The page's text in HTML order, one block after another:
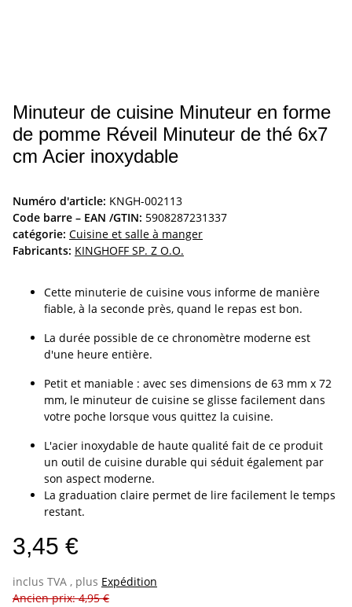
Minuteur de cuisine Minuteur en forme
de pomme Réveil Minuteur de thé 6x7
cm Acier inoxydable
Numéro d'article: KNGH-002113
Code barre – EAN /GTIN: 5908287231337
catégorie: Cuisine et salle à manger
Fabricants: KINGHOFF SP. Z O.O.
Cette minuterie de cuisine vous informe de manière
fiable, à la seconde près, quand le repas est bon.
La durée possible de ce chronomètre moderne est
d'une heure entière.
Petit et maniable : avec ses dimensions de 63 mm x 72
mm, le minuteur de cuisine se glisse facilement dans
votre poche lorsque vous quittez la cuisine.
L'acier inoxydable de haute qualité fait de ce produit
un outil de cuisine durable qui séduit également par
son aspect moderne.
La graduation claire permet de lire facilement le temps
restant.
3,45 €
inclus TVA , plus Expédition
Ancien prix: 4,95 €